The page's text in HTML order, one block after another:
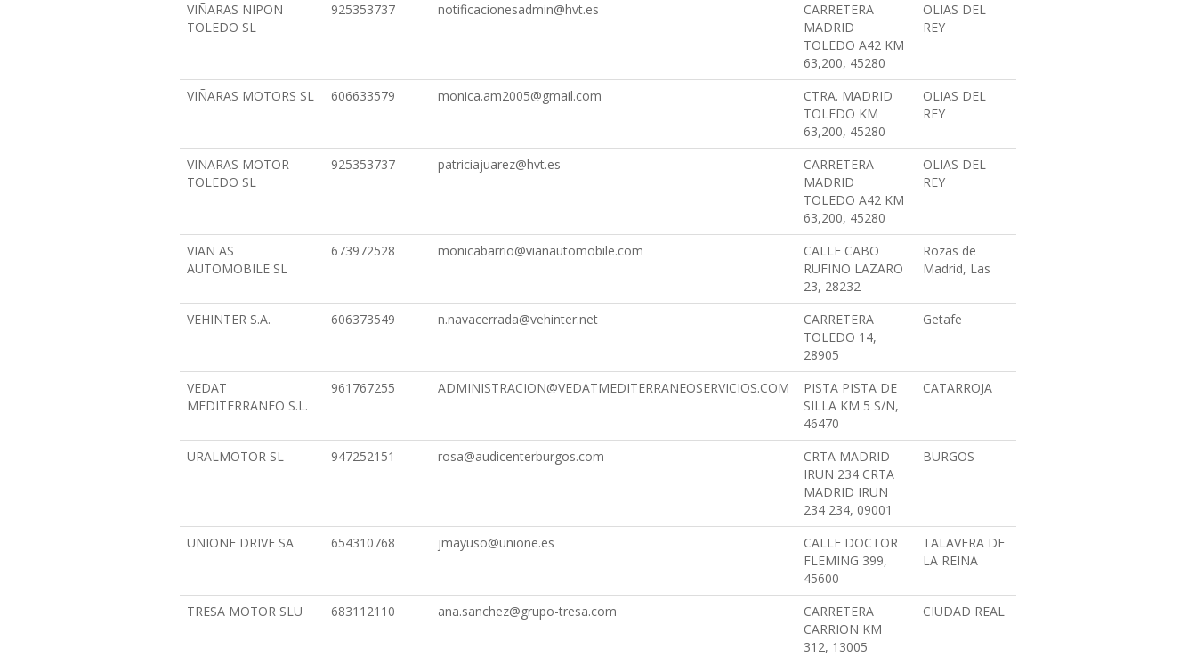
VIÑARAS NIPON
TOLEDO SL
925353737 notificacionesadmin@hvt.es
CARRETERA
MADRID
TOLEDO A42 KM
63,200, 45280
OLIAS DEL
REY
VIÑARAS MOTORS SL 606633579 monica.am2005@gmail.com
CTRA. MADRID
TOLEDO KM
63,200, 45280
OLIAS DEL
REY
VIÑARAS MOTOR
TOLEDO SL
925353737 patriciajuarez@hvt.es
CARRETERA
MADRID
TOLEDO A42 KM
63,200, 45280
OLIAS DEL
REY
VIAN AS
AUTOMOBILE SL
673972528 monicabarrio@vianautomobile.com
CALLE CABO
RUFINO LAZARO
23, 28232
Rozas de
Madrid, Las
VEHINTER S.A. 606373549 n.navacerrada@vehinter.net
CARRETERA
TOLEDO 14,
28905
Getafe
VEDAT
MEDITERRANEO S.L.
961767255 ADMINISTRACION@VEDATMEDITERRANEOSERVICIOS.COM
PISTA PISTA DE
SILLA KM 5 S/N,
46470
CATARROJA
URALMOTOR SL 947252151 rosa@audicenterburgos.com
CRTA MADRID
IRUN 234 CRTA
MADRID IRUN
234 234, 09001
BURGOS
UNIONE DRIVE SA 654310768 jmayuso@unione.es
CALLE DOCTOR
FLEMING 399,
45600
TALAVERA DE
LA REINA
TRESA MOTOR SLU 683112110 ana.sanchez@grupo-tresa.com
CARRETERA
CARRION KM
312, 13005
CIUDAD REAL